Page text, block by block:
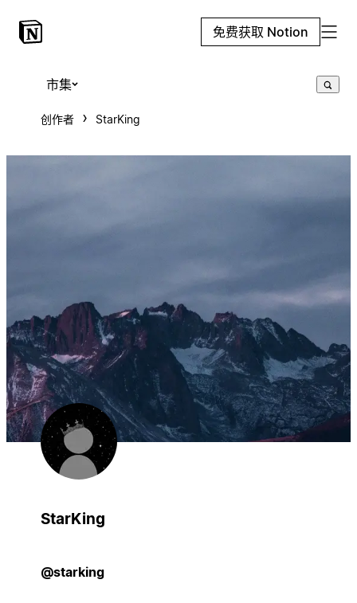
免费获取 Notion
市集
创作者 StarKing
StarKing
@starking